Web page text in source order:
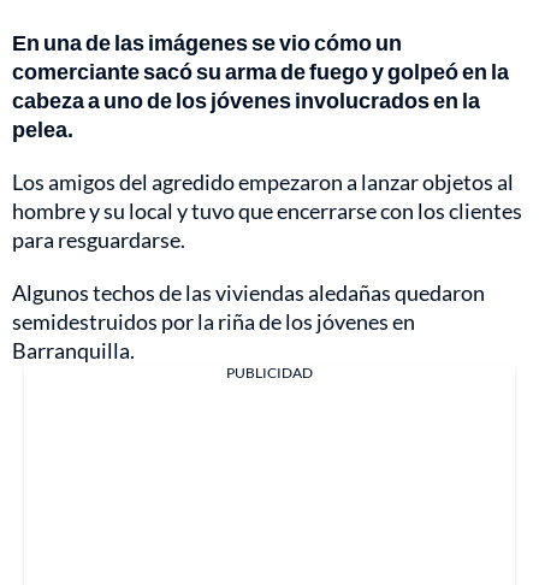
En una de las imágenes se vio cómo un
comerciante sacó su arma de fuego y golpeó en la
cabeza a uno de los jóvenes involucrados en la
pelea.
Los amigos del agredido empezaron a lanzar objetos al
hombre y su local y tuvo que encerrarse con los clientes
para resguardarse.
Algunos techos de las viviendas aledañas quedaron
semidestruidos por la riña de los jóvenes en
Barranquilla.
PUBLICIDAD